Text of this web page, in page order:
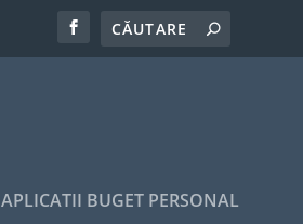
APLICATII BUGET PERSONAL